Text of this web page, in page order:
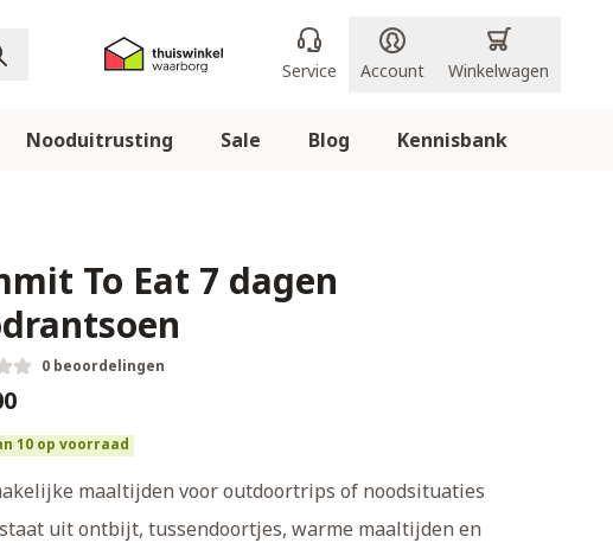
Nooduitrusting Sale Blog Kennisbank
Service Account Winkelwagen
To Eat 7 dagen
0 beoordelingen
10 op voorraad
maaltijden voor outdoortrips of noodsituaties
uit ontbijt, tussendoortjes, warme maaltijden en